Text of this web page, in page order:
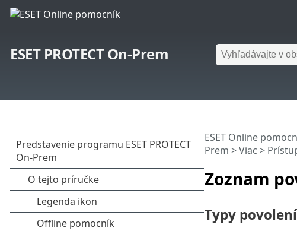
ESET PROTECT On-Prem
Zoznam
ESET Online
Prem > Viac >
Typy povolení